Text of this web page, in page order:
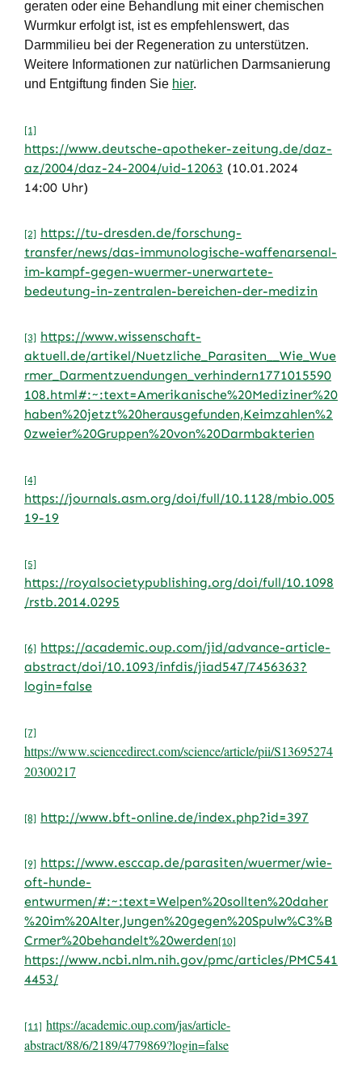
geraten oder eine Behandlung mit einer chemischen
Wurmkur erfolgt ist, ist es empfehlenswert, das
Darmmilieu bei der Regeneration zu unterstützen.
Weitere Informationen zur natürlichen Darmsanierung
und Entgiftung finden Sie hier.
[1]
https://www.deutsche-apotheker-zeitung.de/daz-
az/2004/daz-24-2004/uid-12063 (10.01.2024
14:00 Uhr)
[2]
https://tu-dresden.de/forschung-
transfer/news/das-immunologische-waffenarsenal-
im-kampf-gegen-wuermer-unerwartete-
bedeutung-in-zentralen-bereichen-der-medizin
[3]
https://www.wissenschaft-
aktuell.de/artikel/Nuetzliche_Parasiten__Wie_Wue
rmer_Darmentzuendungen_verhindern1771015590
108.html#:~:text=Amerikanische%20Mediziner%20
haben%20jetzt%20herausgefunden,Keimzahlen%2
0zweier%20Gruppen%20von%20Darmbakterien
[4]
https://journals.asm.org/doi/full/10.1128/mbio.005
19-19
[5]
https://royalsocietypublishing.org/doi/full/10.1098
/rstb.2014.0295
[6]
https://academic.oup.com/jid/advance-article-
abstract/doi/10.1093/infdis/jiad547/7456363?
login=false
[7]
https://www.sciencedirect.com/science/article/pii/S13695274
20300217
[8] http://www.bft-online.de/index.php?id=397
[9]
https://www.esccap.de/parasiten/wuermer/wie-
oft-hunde-
entwurmen/#:~:text=Welpen%20sollten%20daher
%20im%20Alter,Jungen%20gegen%20Spulw%C3%B
Crmer%20behandelt%20werden [10]
https://www.ncbi.nlm.nih.gov/pmc/articles/PMC541
4453/
[11] https://academic.oup.com/jas/article-
abstract/88/6/2189/4779869?login=false